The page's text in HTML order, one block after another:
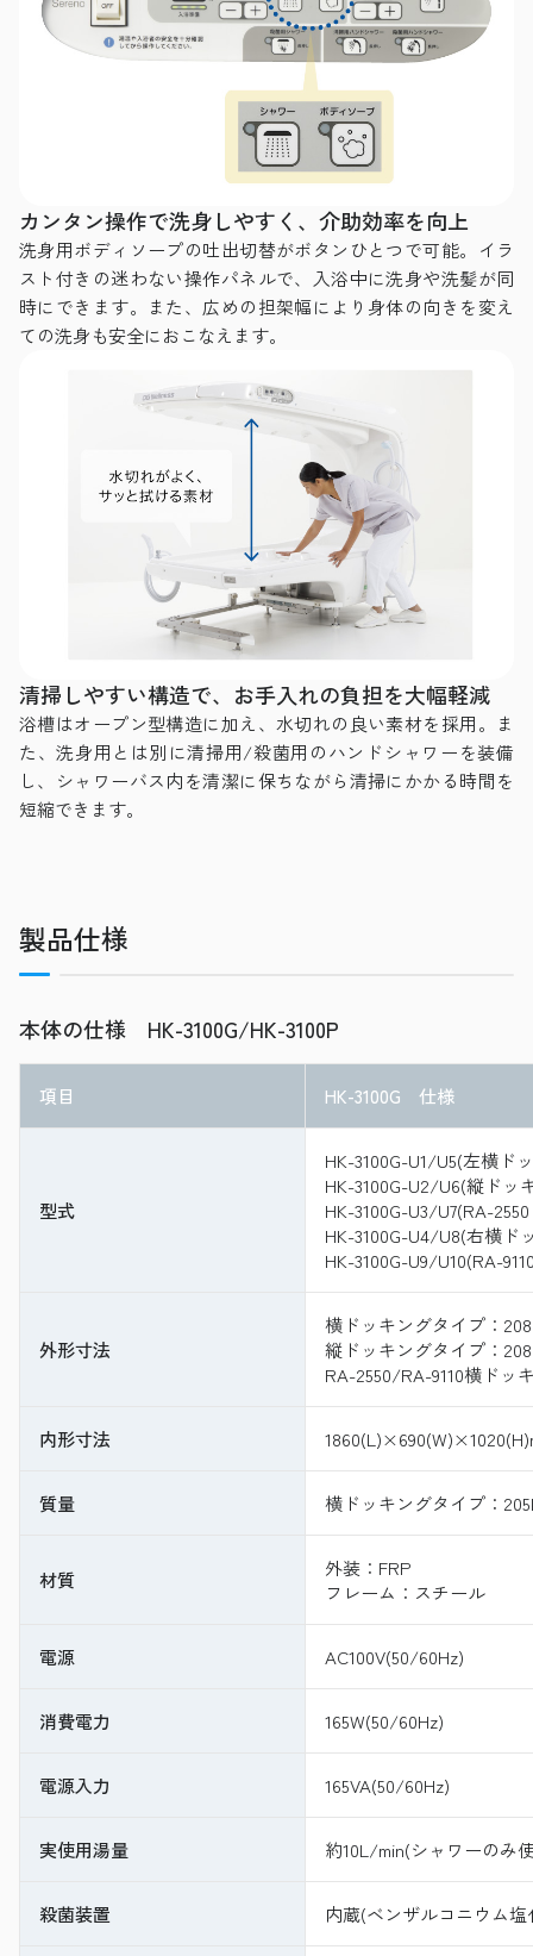
カンタン操作で洗身しやすく、介助効率を向上
洗身用ボディソープの吐出切替がボタンひとつで可能。イラ
スト付きの迷わない操作パネルで、入浴中に洗身や洗髪が同
時にできます。また、広めの担架幅により身体の向きを変え
ての洗身も安全におこなえます。
清掃しやすい構造で、お手入れの負担を大幅軽減
浴槽はオープン型構造に加え、水切れの良い素材を採用。ま
た、洗身用とは別に清掃用/殺菌用のハンドシャワーを装備
し、シャワーバス内を清潔に保ちながら清掃にかかる時間を
短縮できます。
製品仕様
本体の仕様 HK-3100G/HK-3100P
項目 HK-3100G 仕様
型式
HK-3100G-U1/U5(左横ド
HK-3100G-U2/U6(縦ドッ
HK-3100G-U3/U7(RA-
HK-3100G-U4/U8(右横ド
HK-3100G-U9/U10(RA-
外形寸法
横ドッキングタイプ：
縦ドッキングタイプ：
RA-2550/RA-9110横ドッ
内形寸法
質量 横ドッキングタイプ：
材質
外装：FRP
フレーム：スチール
電源 AC100V(50/60Hz)
消費電力 165W(50/60Hz)
電源入力 165VA(50/60Hz)
実使用湯量 約10L/min(シャワーのみ
殺菌装置 内蔵(ベンザルコニウム